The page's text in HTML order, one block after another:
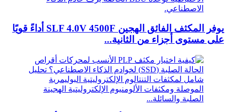
يوفر المكثف الفائق الهجين SLF 4.0V 4500F أداءً قويًا
على مستوى أجزاء من الثانية...